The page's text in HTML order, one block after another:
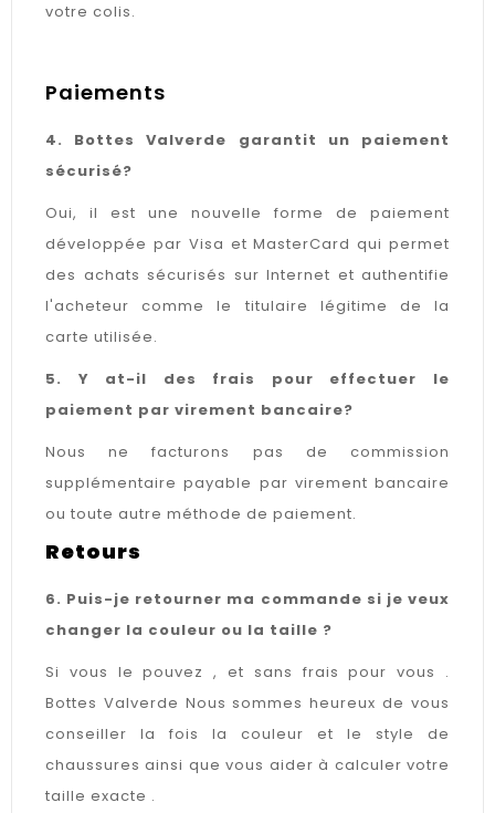
votre colis.
Paiements
4. Bottes Valverde garantit un paiement
sécurisé?
Oui, il est une nouvelle forme de paiement
développée par Visa et MasterCard qui permet
des achats sécurisés sur Internet et authentifie
l'acheteur comme le titulaire légitime de la
carte utilisée.
5. Y at-il des frais pour effectuer le
paiement par virement bancaire?
Nous ne facturons pas de commission
supplémentaire payable par virement bancaire
ou toute autre méthode de paiement.
Retours
6. Puis-je retourner ma commande si je veux
changer la couleur ou la taille ?
Si vous le pouvez , et sans frais pour vous .
Bottes Valverde Nous sommes heureux de vous
conseiller la fois la couleur et le style de
chaussures ainsi que vous aider à calculer votre
taille exacte .